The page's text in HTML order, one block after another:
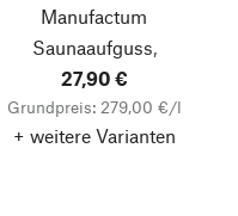
Manufactum
Saunaaufguss,
Eukalyptus-Pfefferminze
27,90 €
Grundpreis: 279,00 €/l
+ weitere Varianten